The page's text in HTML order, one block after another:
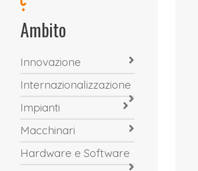
Ambito
Innovazione
Internazionalizzazione
Impianti
Macchinari
Hardware e Software